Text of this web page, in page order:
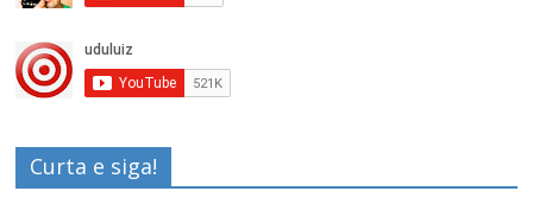
Curta e siga!